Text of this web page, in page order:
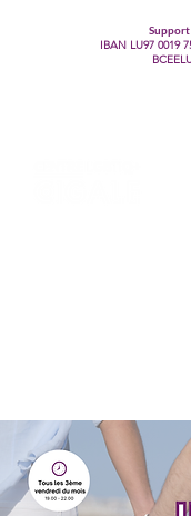
Support
IBAN LU97 0019